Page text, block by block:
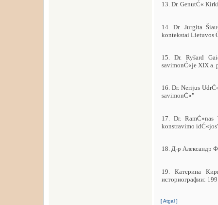
13. Dr. GenutĆ«
14. Dr. Jurgita
kontekstai Lietuvos
15. Dr. Ryšard
savimonĆ«je XIX a.
16. Dr. Nerijus
savimonĆ«"
17. Dr.
konstravimo
18. Д-р Александр
19. Катерина
историографии:
[ Atgal ]